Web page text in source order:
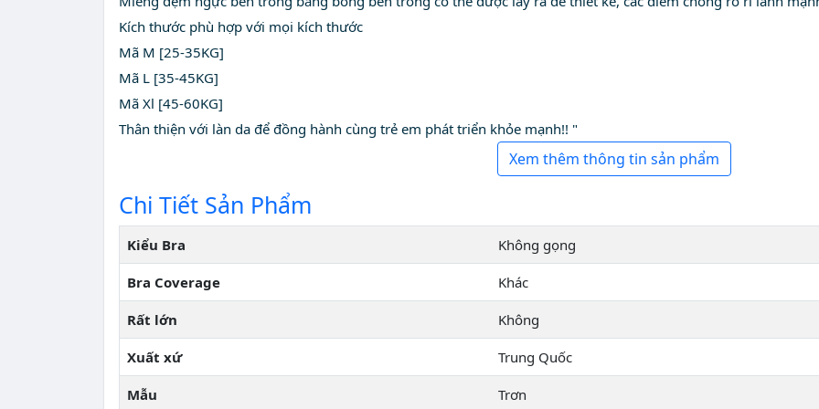
Kích thước phù hợp với mọi kích thước
Mã M [25-35KG]
Mã L [35-45KG]
Mã Xl [45-60KG]
Thân thiện với làn da để đồng hành cùng trẻ em phát triển khỏe mạnh!! "
Xem thêm thông tin sản phẩm
Chi Tiết Sản Phẩm
Kiểu Bra Không gọng
Bra Coverage Khác
Rất lớn Không
Xuất xứ Trung Quốc
Mẫu Trơn